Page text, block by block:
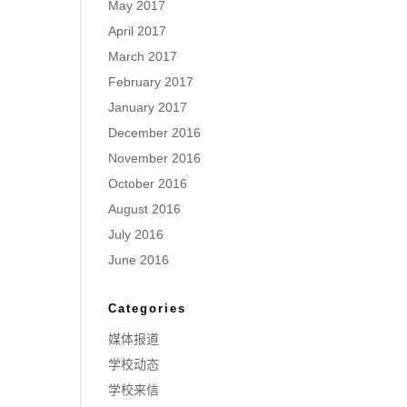
May 2017
April 2017
March 2017
February 2017
January 2017
December 2016
November 2016
October 2016
August 2016
July 2016
June 2016
Categories
媒体报道
学校动态
学校来信